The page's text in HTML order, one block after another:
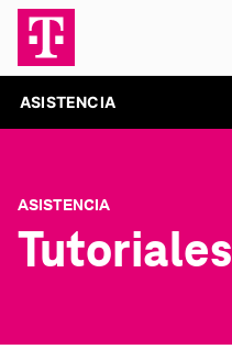
ASISTENCIA
ASISTENCIA
Tutoriales